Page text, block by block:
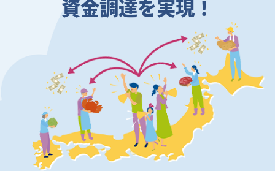
資金調達を実現！